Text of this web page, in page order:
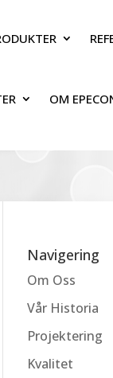
OM
Navigering
Om Oss
Vår Historia
Projektering
Kvalitet